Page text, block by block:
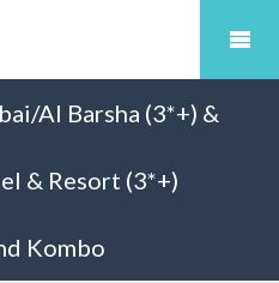
Al Barsha (3*+) &
& Resort (3*+)
Kombo